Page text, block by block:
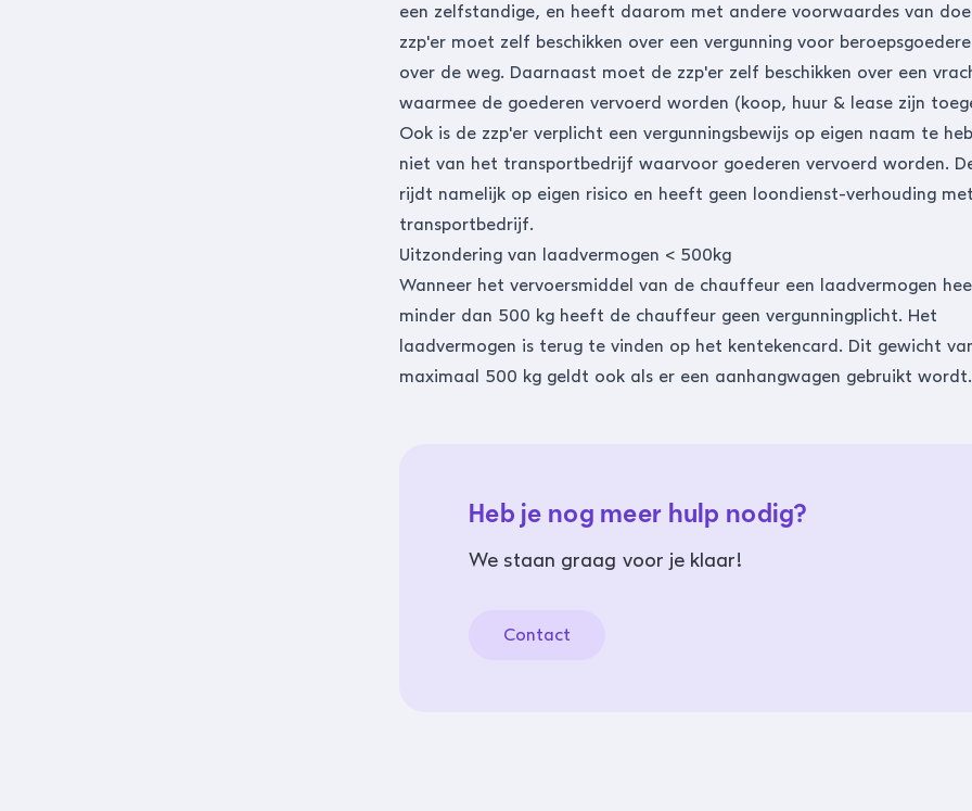
een zelfstandige, en heeft daarom met andere voorwaardes van
zzp'er moet zelf beschikken over een vergunning voor
over de weg. Daarnaast moet de zzp'er zelf beschikken over een
waarmee de goederen vervoerd worden (koop, huur & lease zijn
Ook is de zzp'er verplicht een vergunningsbewijs op eigen naam te
niet van het transportbedrijf waarvoor goederen vervoerd worden.
rijdt namelijk op eigen risico en heeft geen loondienst-verhouding
transportbedrijf.
Uitzondering van laadvermogen < 500kg
Wanneer het vervoersmiddel van de chauffeur een laadvermogen
minder dan 500 kg heeft de chauffeur geen vergunningplicht. Het
laadvermogen is terug te vinden op het kentekencard. Dit gewicht
maximaal 500 kg geldt ook als er een aanhangwagen gebruikt wordt.
Heb je nog meer hulp nodig?
We staan graag voor je klaar!
Contact